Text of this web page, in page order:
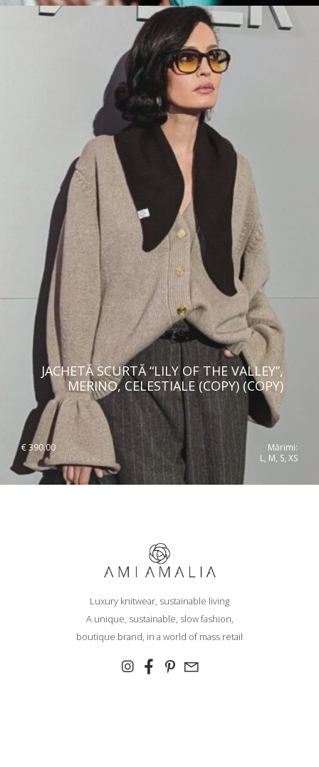
JACHETĂ SCURTĂ “LILY OF THE VALLEY”,
MERINO, CELESTIALE (COPY) (COPY)
€390.00
Mărimi:
L, M, S, XS
Luxury knitwear, sustainable living
A unique, sustainable, slow fashion,
boutique brand, in a world of mass retail